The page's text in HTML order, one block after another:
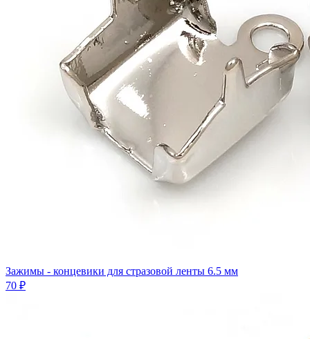
Зажимы - концевики для стразовой ленты 6.5 мм
70 ₽